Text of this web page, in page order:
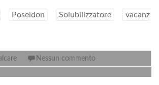
i
d
i
Poseidon Solubilizzatore
vacanz
Nessun commento